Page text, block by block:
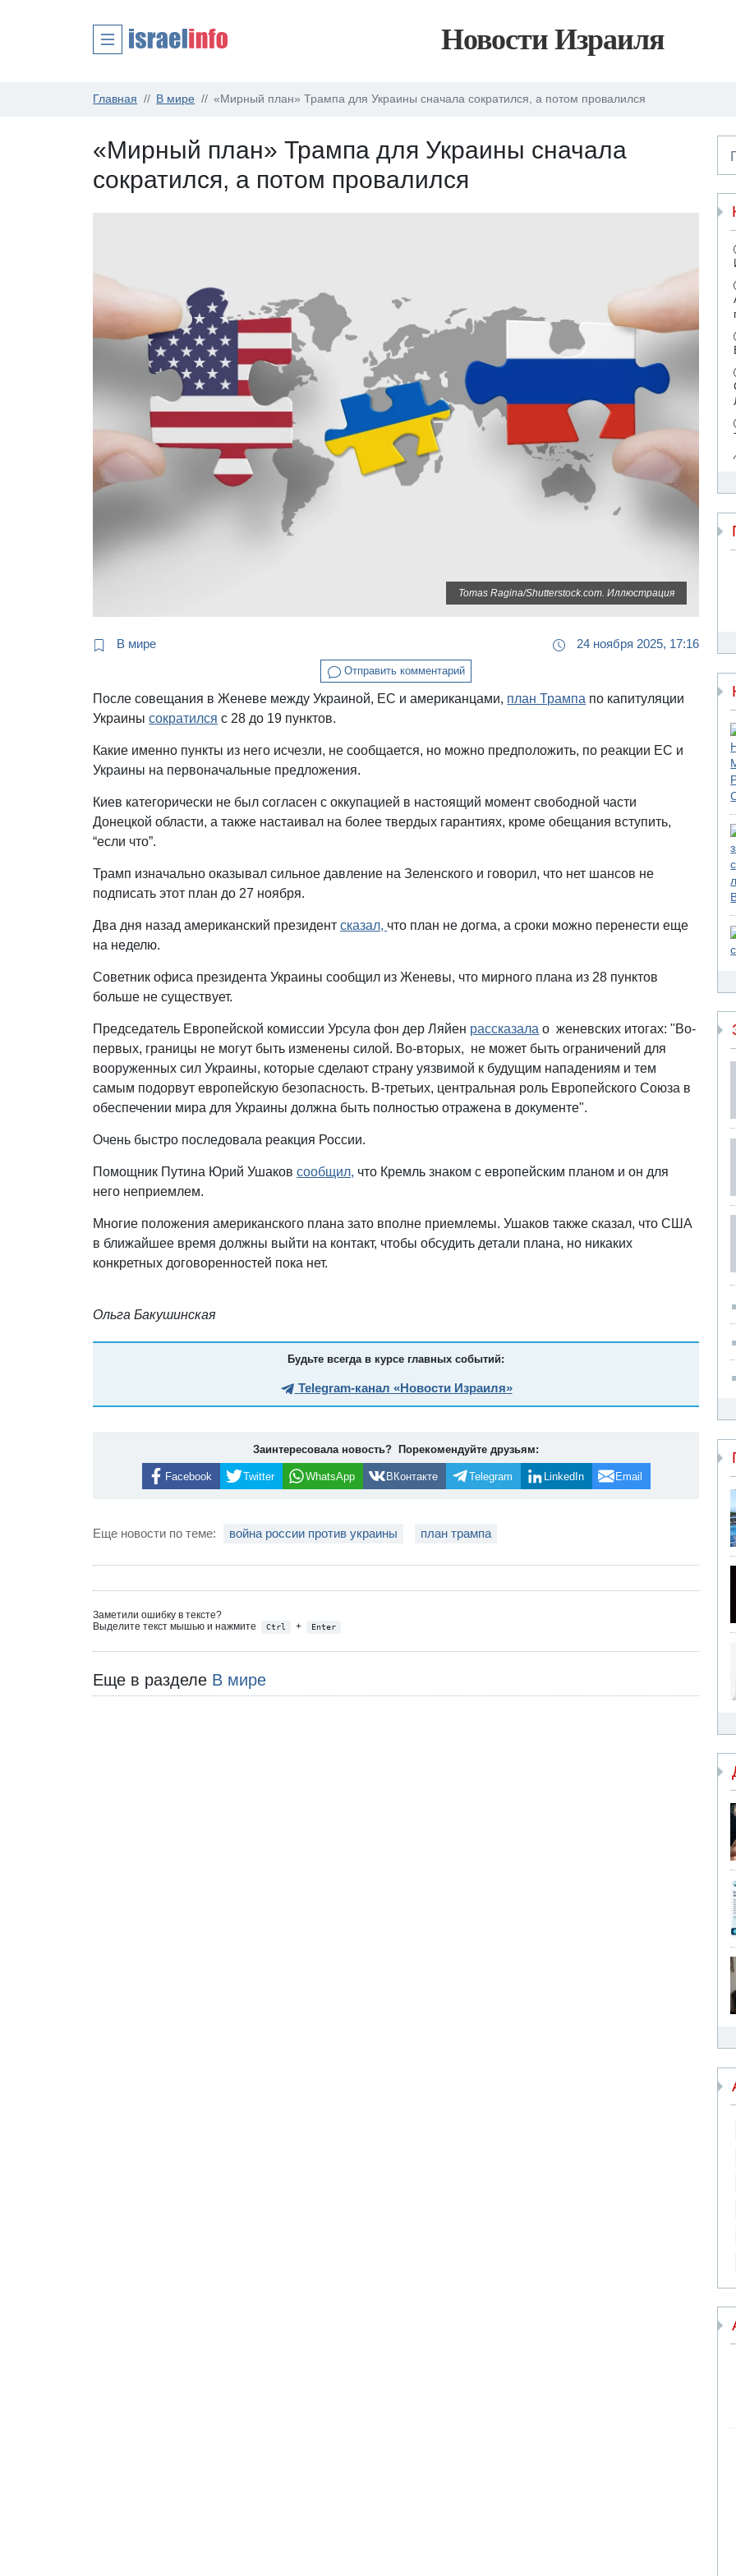
Новости Израиля
Главная В мире «Мирный план» Трампа для Украины сначала сократился, а потом провалился
«Мирный план» Трампа для Украины сначала
сократился, а потом провалился
Tomas Ragina/Shutterstock.com. Иллюстрация
В мире 24 ноября 2025, 17:16
Отправить комментарий
После совещания в Женеве между Украиной, ЕС и американцами, план Трампа по капитуляции
Украинысократился с 28 до 19 пунктов.
Какие именно пункты из него исчезли, не сообщается, но можно предположить, по реакции ЕС и
Украины на первоначальные предложения.
Киев категорически не был согласен с оккупацией в настоящий момент свободной части
Донецкой области, а также настаивал на более твердых гарантиях, кроме обещания вступить,
“если что”.
Трамп изначально оказывал сильное давление на Зеленского и говорил, что нет шансов не
подписать этот план до 27 ноября.
Два дня назад американский президентсказал, что план не догма, а сроки можно перенести еще
на неделю.
Советник офиса президента Украины сообщил из Женевы, что мирного плана из 28 пунктов
больше не существует.
Председатель Европейской комиссии Урсула фон дер Ляйен рассказала о женевских итогах: "Во-
первых, границы не могут быть изменены силой. Во-вторых, не может быть ограничений для
вооруженных сил Украины, которые сделают страну уязвимой к будущим нападениям и тем
самым подорвут европейскую безопасность. В-третьих, центральная роль Европейского Союза в
обеспечении мира для Украины должна быть полностью отражена в документе".
Очень быстро последовала реакция России.
Помощник Путина Юрий Ушаковсообщил, что Кремль знаком с европейским планом и он для
него неприемлем.
Многие положения американского плана зато вполне приемлемы. Ушаков также сказал, что США
в ближайшее время должны выйти на контакт, чтобы обсудить детали плана, но никаких
конкретных договоренностей пока нет.
Ольга Бакушинская
Будьте всегда в курсе главных событий:
Telegram-канал «Новости Израиля»
Заинтересовала новость? Порекомендуйте друзьям:
Facebook Twitter WhatsApp ВКонтакте Telegram LinkedIn Email
Еще новости по теме: война россии против украины план трампа
Заметили ошибку в тексте?
Выделите текст мышью и нажмите
Ctrl + Enter
Еще в разделе В мире